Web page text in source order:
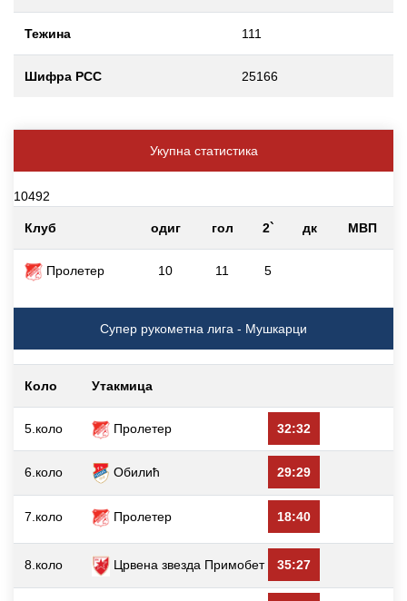
Тежина 111
Шифра РСС 25166
Укупна статистика
10492
Клуб одиг гол 2` дк МВП
Пролетер 10 11 5
Супер рукометна лига - Мушкарци
Коло Утакмица
5.коло Пролетер 32:32
6.коло Обилић 29:29
7.коло Пролетер 18:40
8.коло Црвена звезда Примобет 35:27